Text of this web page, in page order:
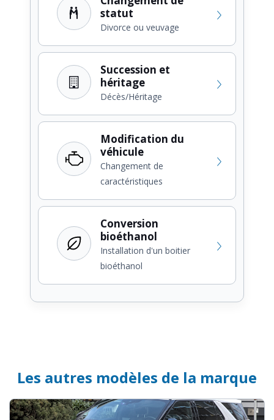
statut
Divorce ou veuvage
Succession et
héritage
Décès/Héritage
Modification du
véhicule
Changement de
caractéristiques
Conversion
bioéthanol
Installation d'un boitier
bioéthanol
Les autres modèles de la marque